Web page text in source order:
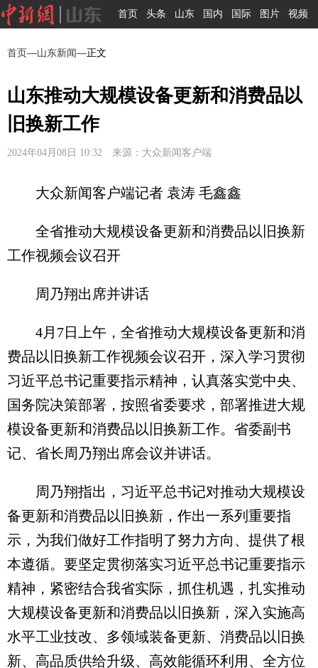
首页 头条 山东 国内 国际 图片 视频
首页—山东新闻—正文
山东推动大规模设备更新和消费品以
旧换新工作
2024年04月08日 10:32 来源：大众新闻客户端
大众新闻客户端记者 袁涛 毛鑫鑫
全省推动大规模设备更新和消费品以旧换新
工作视频会议召开
周乃翔出席并讲话
4月7日上午，全省推动大规模设备更新和消
费品以旧换新工作视频会议召开，深入学习贯彻
习近平总书记重要指示精神，认真落实党中央、
国务院决策部署，按照省委要求，部署推进大规
模设备更新和消费品以旧换新工作。省委副书
记、省长周乃翔出席会议并讲话。
周乃翔指出，习近平总书记对推动大规模设
备更新和消费品以旧换新，作出一系列重要指
示，为我们做好工作指明了努力方向、提供了根
本遵循。要坚定贯彻落实习近平总书记重要指示
精神，紧密结合我省实际，抓住机遇，扎实推动
大规模设备更新和消费品以旧换新，深入实施高
水平工业技改、多领域装备更新、消费品以旧换
新、高品质供给升级、高效能循环利用、全方位